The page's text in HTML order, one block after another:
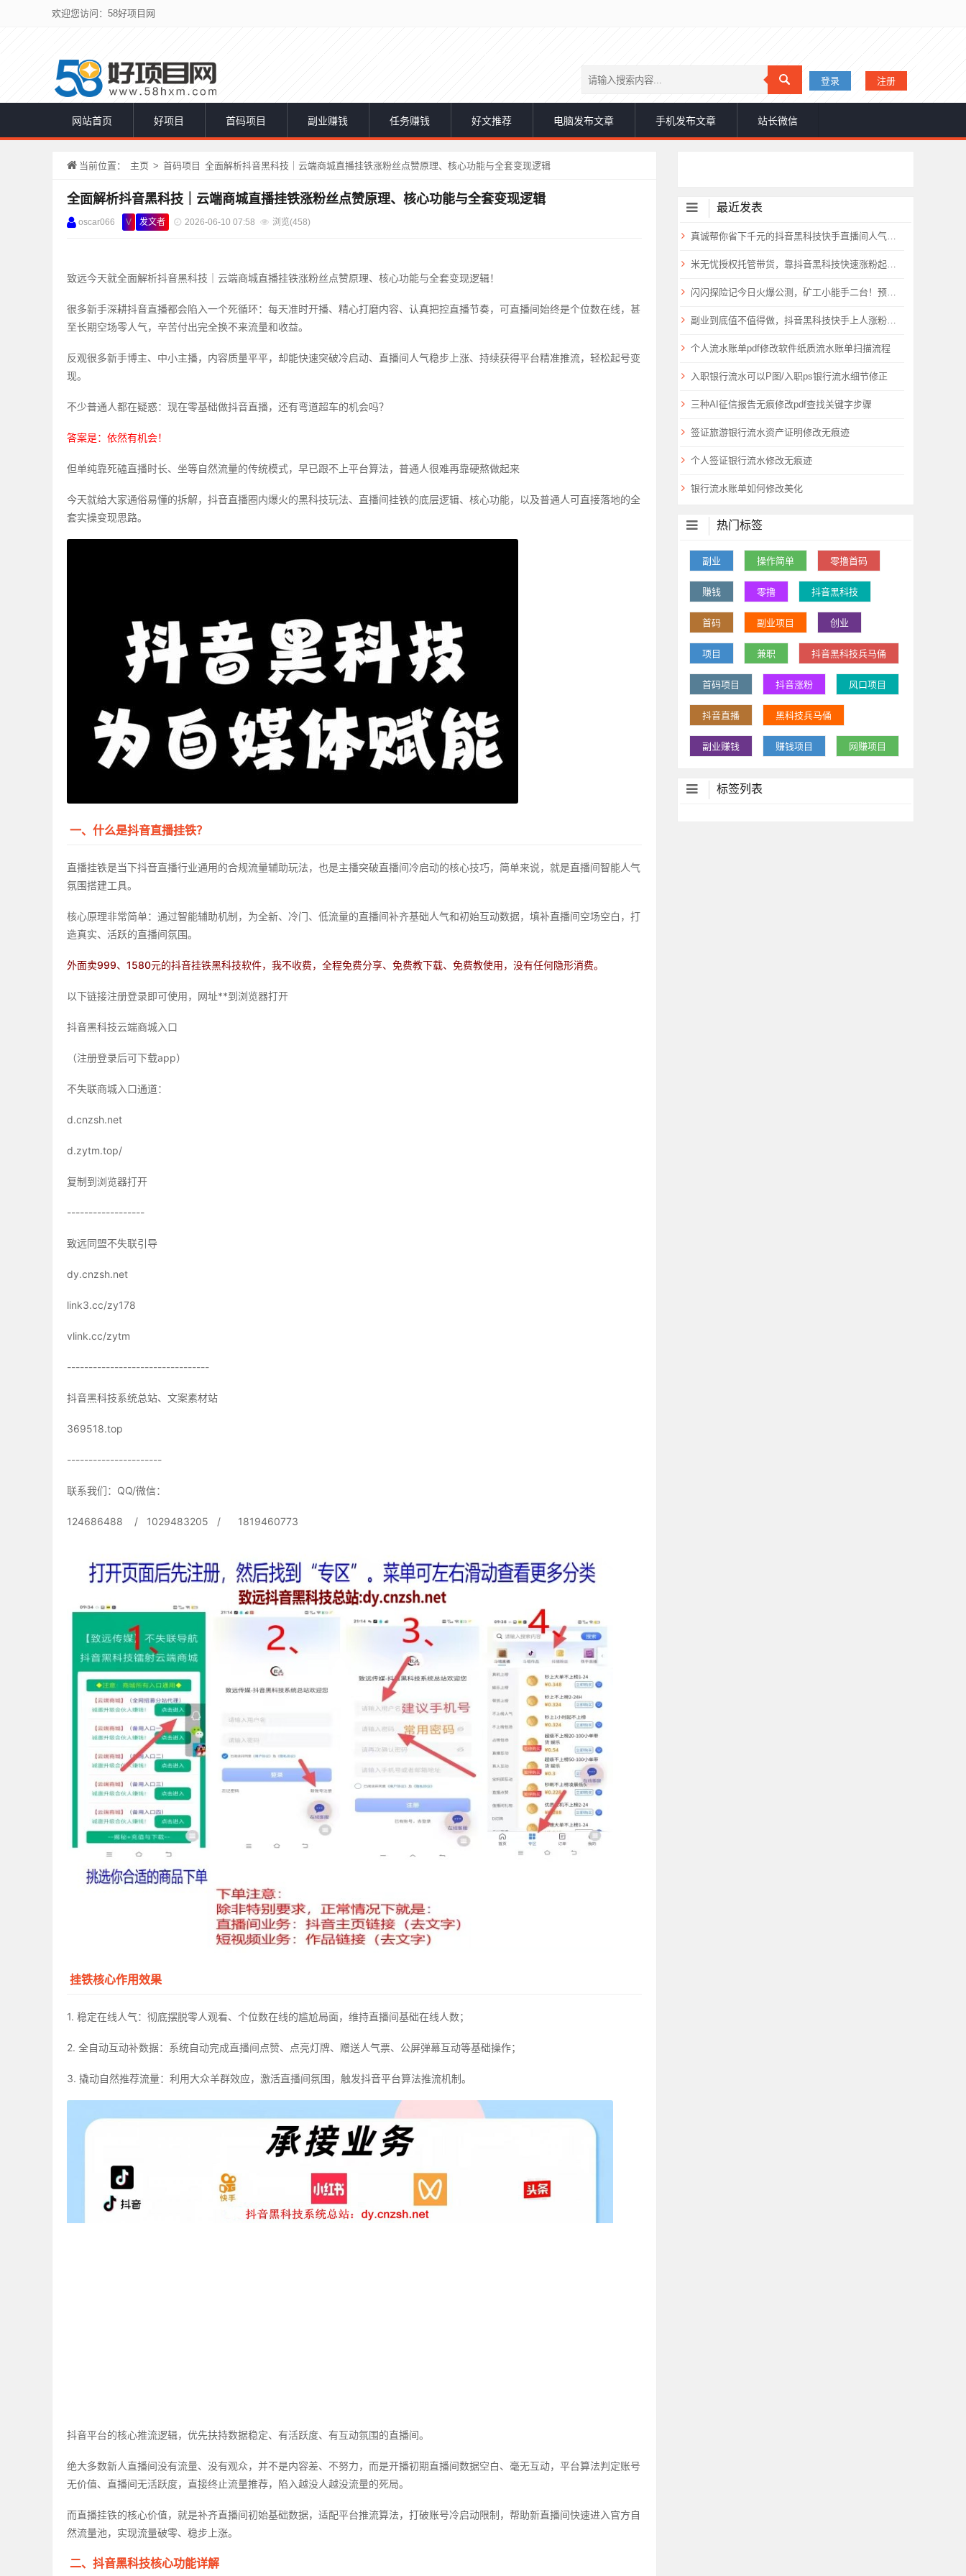
欢迎您访问：58好项目网
登录 注册
网站首页 好项目 首码项目 副业赚钱 任务赚钱 好文推荐 电脑发布文章 手机发布文章 站长微信
当前位置： 主页 > 首码项目 全面解析抖音黑科技｜云端商城直播挂铁涨粉丝点赞原理、核心功能与全套变现逻辑
全面解析抖音黑科技｜云端商城直播挂铁涨粉丝点赞原理、核心功能与全套变现逻辑
oscar066 V 发文者 2026-06-10 07:58 浏览(458)
致远今天就全面解析抖音黑科技｜云端商城直播挂铁涨粉丝点赞原理、核心功能与全套变现逻辑！
很多新手深耕抖音直播都会陷入一个死循环：每天准时开播、精心打磨内容、认真把控直播节奏，可直播间始终是个位数在线，甚
至长期空场零人气，辛苦付出完全换不来流量和收益。
反观很多新手博主、中小主播，内容质量平平，却能快速突破冷启动、直播间人气稳步上涨、持续获得平台精准推流，轻松起号变
现。
不少普通人都在疑惑：现在零基础做抖音直播，还有弯道超车的机会吗？
答案是：依然有机会！
但单纯靠死磕直播时长、坐等自然流量的传统模式，早已跟不上平台算法，普通人很难再靠硬熬做起来
今天就给大家通俗易懂的拆解，抖音直播圈内爆火的黑科技玩法、直播间挂铁的底层逻辑、核心功能，以及普通人可直接落地的全
套实操变现思路。
一、什么是抖音直播挂铁？
直播挂铁是当下抖音直播行业通用的合规流量辅助玩法，也是主播突破直播间冷启动的核心技巧，简单来说，就是直播间智能人气
氛围搭建工具。
核心原理非常简单：通过智能辅助机制，为全新、冷门、低流量的直播间补齐基础人气和初始互动数据，填补直播间空场空白，打
造真实、活跃的直播间氛围。
外面卖999、1580元的抖音挂铁黑科技软件，我不收费，全程免费分享、免费教下载、免费教使用，没有任何隐形消费。
以下链接注册登录即可使用，网址**到浏览器打开
抖音黑科技云端商城入口
（注册登录后可下载app）
不失联商城入口通道：
d.cnzsh.net
d.zytm.top/
复制到浏览器打开
------------------
致远同盟不失联引导
dy.cnzsh.net
link3.cc/zy178
vlink.cc/zytm
---------------------------------
抖音黑科技系统总站、文案素材站
369518.top
----------------------
联系我们：QQ/微信：
124686488 / 1029483205 / 1819460773
挂铁核心作用效果
1. 稳定在线人气：彻底摆脱零人观看、个位数在线的尴尬局面，维持直播间基础在线人数；
2. 全自动互动补数据：系统自动完成直播间点赞、点亮灯牌、赠送人气票、公屏弹幕互动等基础操作；
3. 撬动自然推荐流量：利用大众羊群效应，激活直播间氛围，触发抖音平台算法推流机制。
抖音平台的核心推流逻辑，优先扶持数据稳定、有活跃度、有互动氛围的直播间。
绝大多数新人直播间没有流量、没有观众，并不是内容差、不努力，而是开播初期直播间数据空白、毫无互动，平台算法判定账号
无价值、直播间无活跃度，直接终止流量推荐，陷入越没人越没流量的死局。
而直播挂铁的核心价值，就是补齐直播间初始基础数据，适配平台推流算法，打破账号冷启动限制，帮助新直播间快速进入官方自
然流量池，实现流量破零、稳步上涨。
二、抖音黑科技核心功能详解
最近发表
真诚帮你省下千元的抖音黑科技快手直播间人气涨粉点赞云端商城免费送
米无忧授权托管带货，靠抖音黑科技快速涨粉起号，零基础日入1000+！
闪闪探险记今日火爆公测，矿工小能手二台！预计要火爆全网
副业到底值不值得做，抖音黑科技快手上人涨粉云端商城真能逆袭赚钱
个人流水账单pdf修改软件纸质流水账单扫描流程
入职银行流水可以P图/入职ps银行流水细节修正
三种AI征信报告无痕修改pdf查找关键字步骤
签证旅游银行流水资产证明修改无痕迹
个人签证银行流水修改无痕迹
银行流水账单如何修改美化
热门标签
副业 操作简单 零撸首码
赚钱 零撸 抖音黑科技
首码 副业项目 创业
项目 兼职 抖音黑科技兵马俑
首码项目 抖音涨粉 风口项目
抖音直播 黑科技兵马俑
副业赚钱 赚钱项目 网赚项目
标签列表